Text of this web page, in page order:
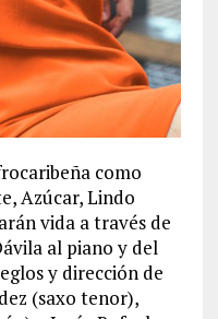
como
Azúcar, Lindo
vida a través de
al piano y del
y dirección de
(saxo tenor),